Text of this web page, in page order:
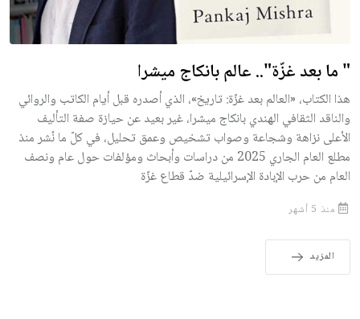
" ما بعد غزّة".. عالم بانكاج ميشرا
هذا الكتاب، «العالم بعد غزّة: تاريخ»، الذي أصدره قبل أيام الكاتب والروائي
والناقد الثقافي الهندي بانكاج ميشرا، غير بعيد عن حيازة صفة التأليف
الأعلى نزاهة وشجاعة وصواب تشخيص وعمق تحليل، في كلّ ما نُشر منذ
مطلع العام الجاري 2025 من دراسات وأبحاث ومؤلفات حول عام ونصف
العام من حرب الإبادة الإسرائيلية ضدّ قطاع غزّة
منذ 5 أشهر
المزيد